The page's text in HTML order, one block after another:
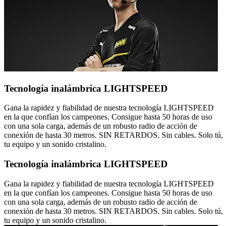
Tecnología inalámbrica LIGHTSPEED
Gana la rapidez y fiabilidad de nuestra tecnología LIGHTSPEED
en la que confían los campeones. Consigue hasta 50 horas de uso
con una sola carga, además de un robusto radio de acción de
conexión de hasta 30 metros. SIN RETARDOS. Sin cables. Solo tú,
tu equipo y un sonido cristalino.
Tecnología inalámbrica LIGHTSPEED
Gana la rapidez y fiabilidad de nuestra tecnología LIGHTSPEED
en la que confían los campeones. Consigue hasta 50 horas de uso
con una sola carga, además de un robusto radio de acción de
conexión de hasta 30 metros. SIN RETARDOS. Sin cables. Solo tú,
tu equipo y un sonido cristalino.